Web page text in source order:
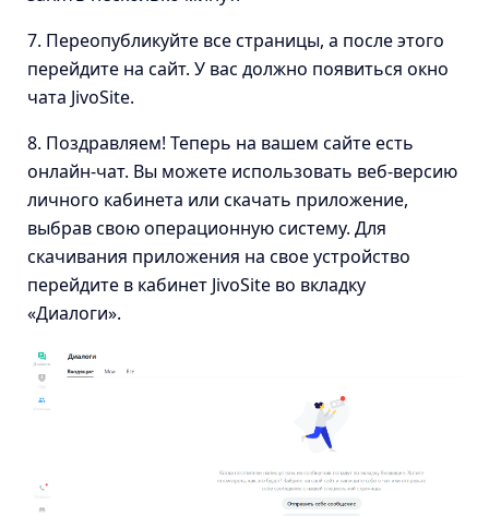
7. Переопубликуйте все страницы, а после этого
перейдите на сайт. У вас должно появиться окно
чата JivoSite.
8. Поздравляем! Теперь на вашем сайте есть
онлайн-чат. Вы можете использовать веб-версию
личного кабинета или скачать приложение,
выбрав свою операционную систему. Для
скачивания приложения на свое устройство
перейдите в кабинет JivoSite во вкладку
«Диалоги».